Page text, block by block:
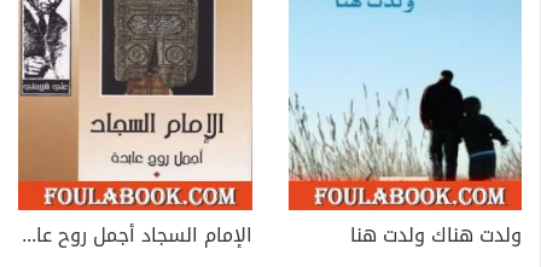
ولدت هناك ولدت هنا
الإمام السجاد أجمل روح عابدة - الآثار الكاملة